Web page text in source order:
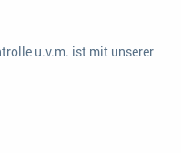
Lebensmittelindustrie
System: clever und effizient
u.v.m. ist mit unserer